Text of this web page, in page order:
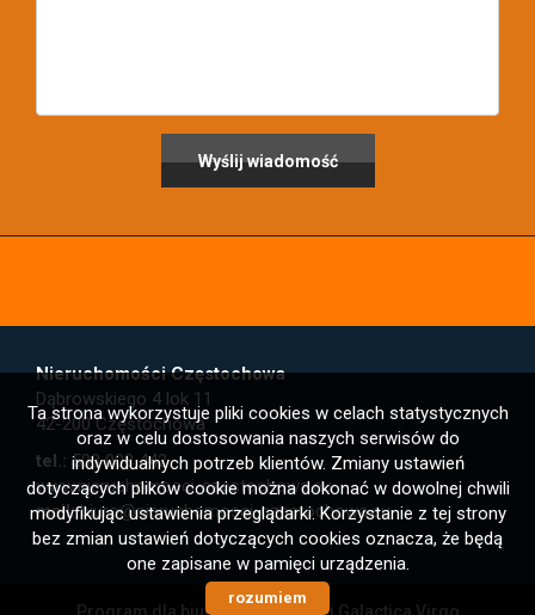
Nieruchomości Częstochowa
Dąbrowskiego 4 lok 11
42-200 Częstochowa
tel.: 503 008 442
www.nieruchomosci-czestochowa.eu
mail: biuro@nieruchomosci-czestochowa.eu
Ta strona wykorzystuje pliki cookies w celach statystycznych
oraz w celu dostosowania naszych serwisów do
indywidualnych potrzeb klientów. Zmiany ustawień
dotyczących plików cookie można dokonać w dowolnej chwili
modyfikując ustawienia przeglądarki. Korzystanie z tej strony
bez zmian ustawień dotyczących cookies oznacza, że będą
one zapisane w pamięci urządzenia.
rozumiem